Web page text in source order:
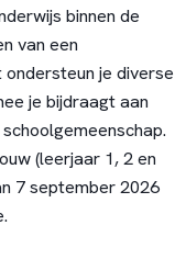
binnen de
van een
je diverse
je bijdraagt aan
(leerjaar 1, 2 en
7 september 2026